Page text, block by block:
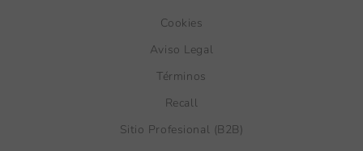
Cookies
Aviso Legal
Términos
Recall
Sitio Profesional (B2B)